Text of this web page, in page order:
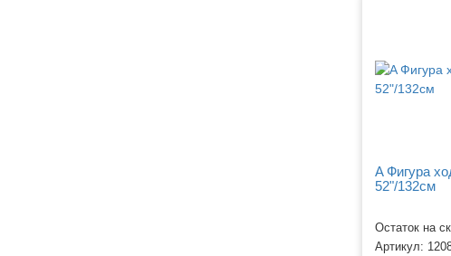
A Фигура
52"/132см
Остаток на
Артикул: